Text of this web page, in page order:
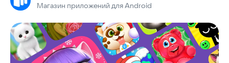
Магазин приложений для Android